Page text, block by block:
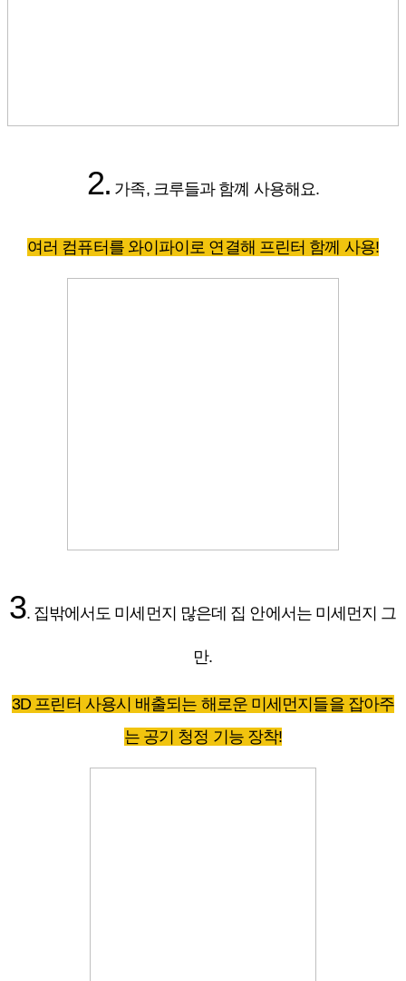
2. 가족, 크루들과 함꼐 사용해요.
여러 컴퓨터를 와이파이로 연결해 프린터 함께 사용!
3. 집밖에서도 미세먼지 많은데 집 안에서는 미세먼지 그
만.
3D 프린터 사용시 배출되는 해로운 미세먼지들을 잡아주
는 공기 청정 기능 장착!